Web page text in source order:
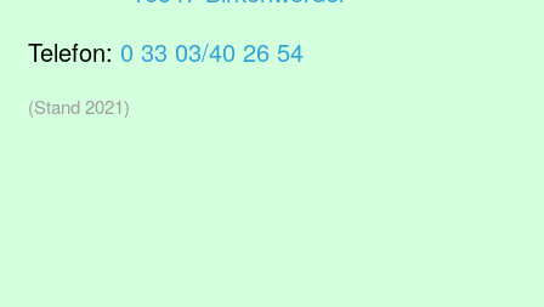
Telefon: 0 33 03/40 26 54
(Stand 2021)